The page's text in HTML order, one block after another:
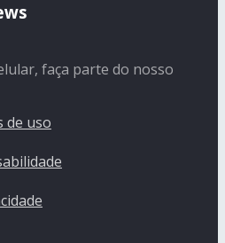
faça parte do nosso
de uso